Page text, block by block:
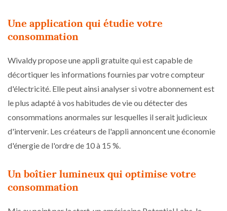
Une application qui étudie votre
consommation
Wivaldy propose une appli gratuite qui est capable de
décortiquer les informations fournies par votre compteur
d'électricité. Elle peut ainsi analyser si votre abonnement est
le plus adapté à vos habitudes de vie ou détecter des
consommations anormales sur lesquelles il serait judicieux
d'intervenir. Les créateurs de l'appli annoncent une économie
d'énergie de l'ordre de 10 à 15 %.
Un boîtier lumineux qui optimise votre
consommation